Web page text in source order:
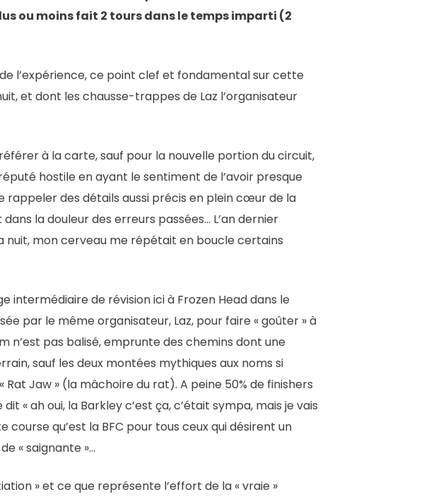
ou moins fait 2 tours dans le temps imparti (2
l’expérience, ce point clef et fondamental sur cette
et dont les chausse-trappes de Laz l’organisateur
à la carte, sauf pour la nouvelle portion du circuit,
hostile en ayant le sentiment de l’avoir presque
rappeler des détails aussi précis en plein cœur de la
la douleur des erreurs passées… L’an dernier
nuit, mon cerveau me répétait en boucle certains
intermédiaire de révision ici à Frozen Head dans le
par le même organisateur, Laz, pour faire « goûter » à
n’est pas balisé, emprunte des chemins dont une
sauf les deux montées mythiques aux noms si
Jaw » (la mâchoire du rat). A peine 50% de finishers
« ah oui, la Barkley c’est ça, c’était sympa, mais je vais
qu’est la BFC pour tous ceux qui désirent un
« saignante »…
» et ce que représente l’effort de la « vraie »